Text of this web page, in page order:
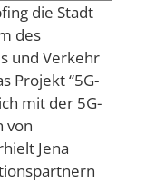
die Stadt
des
und Verkehr
Projekt “5G-
mit der 5G-
von
Jena